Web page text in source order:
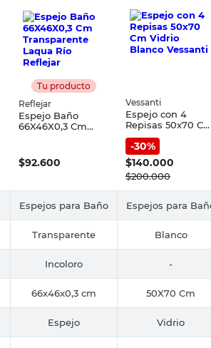
Tu producto
Reflejar
Espejo Baño
66X46X0,3 Cm
$92.600
Vessanti
Espejo con 4
Repisas 50x70
Vidrio Blanco
Vessanti
-30%
$140.000
$200.000
Espejos para Baño Espejos para
Transparente Blanco
Incoloro -
66x46x0,3 cm 50X70 Cm
Espejo Vidrio